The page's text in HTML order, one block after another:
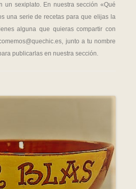
un sexiplato. En nuestra sección «Qué
una serie de recetas para que elijas la
alguna que quieras compartir con
junto a tu nombre
publicarlas en nuestra sección.